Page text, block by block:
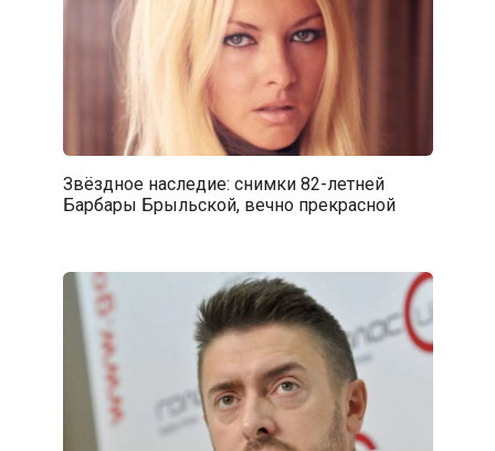
Звёздное наследие: снимки 82-летней
Барбары Брыльской, вечно прекрасной